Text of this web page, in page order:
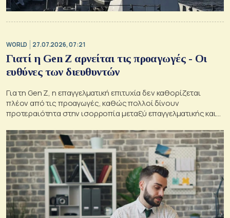
WORLD 27.07.2026, 07:21
Γιατί η Gen Z αρνείται τις προαγωγές - Οι
ευθύνες των διευθυντών
Για τη Gen Z, η επαγγελματική επιτυχία δεν καθορίζεται
πλέον από τις προαγωγές, καθώς πολλοί δίνουν
προτεραιότητα στην ισορροπία μεταξύ επαγγελματικής και